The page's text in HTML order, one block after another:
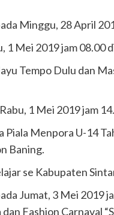
Minggu, 28 April
1 Mei 2019 jam 08.00
Tempo Dulu dan
1 Mei 2019 jam
Piala Menpora U-14
Baning.
se Kabupaten
Jumat, 3 Mei
Fashion Carnaval